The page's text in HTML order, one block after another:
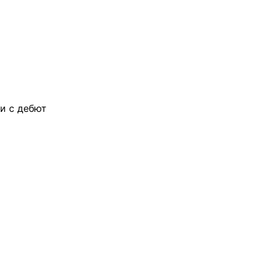
с дебют